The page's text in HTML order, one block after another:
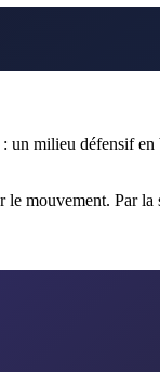
un milieu défensif
mouvement. Par la